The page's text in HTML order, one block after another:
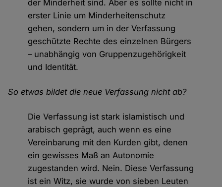
der Minderheit sind. Aber es sollte nicht in
erster Linie um Minderheitenschutz
gehen, sondern um in der Verfassung
geschützte Rechte des einzelnen Bürgers
– unabhängig von Gruppenzugehörigkeit
und Identität.
So etwas bildet die neue Verfassung nicht ab?
Die Verfassung ist stark islamistisch und
arabisch geprägt, auch wenn es eine
Vereinbarung mit den Kurden gibt, denen
ein gewisses Maß an Autonomie
zugestanden wird. Nein. Diese Verfassung
ist ein Witz, sie wurde von sieben Leuten